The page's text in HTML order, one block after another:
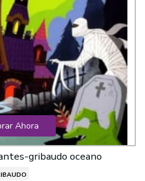
Ahora
gribaudo oceano